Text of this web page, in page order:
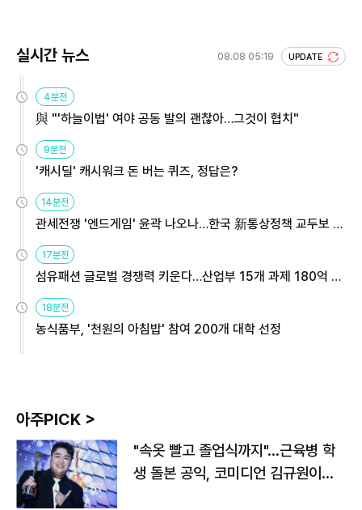
실시간 뉴스 08.08 05:19 UPDATE
4분전
與 "'하늘이법' 여야 공동 발의 괜찮아…그것이 협치"
9분전
'캐시딜' 캐시워크 돈 버는 퀴즈, 정답은?
14분전
관세전쟁 '엔드게임' 윤곽 나오나…한국 新통상정책 교두보 활
용해야
17분전
섬유패션 글로벌 경쟁력 키운다…산업부 15개 과제 180억 지
원
18분전
농식품부, '천원의 아침밥' 참여 200개 대학 선정
아주PICK >
"속옷 빨고 졸업식까지"…근육병 학
생 돌본 공익, 코미디언 김규원이었